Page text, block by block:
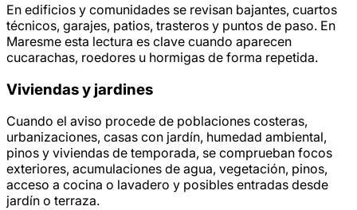
En edificios y comunidades se revisan bajantes, cuartos
técnicos, garajes, patios, trasteros y puntos de paso. En
Maresme esta lectura es clave cuando aparecen
cucarachas, roedores u hormigas de forma repetida.
Viviendas y jardines
Cuando el aviso procede de poblaciones costeras,
urbanizaciones, casas con jardín, humedad ambiental,
pinos y viviendas de temporada, se comprueban focos
exteriores, acumulaciones de agua, vegetación, pinos,
acceso a cocina o lavadero y posibles entradas desde
jardín o terraza.